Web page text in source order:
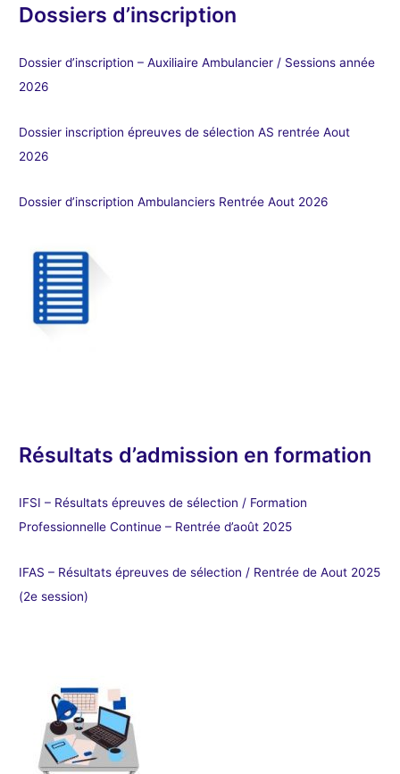
Dossiers d’inscription
Dossier d’inscription – Auxiliaire Ambulancier / Sessions année
2026
Dossier inscription épreuves de sélection AS rentrée Aout
2026
Dossier d’inscription Ambulanciers Rentrée Aout 2026
Résultats d’admission en formation
IFSI – Résultats épreuves de sélection / Formation
Professionnelle Continue – Rentrée d’août 2025
IFAS – Résultats épreuves de sélection / Rentrée de Aout 2025
(2e session)